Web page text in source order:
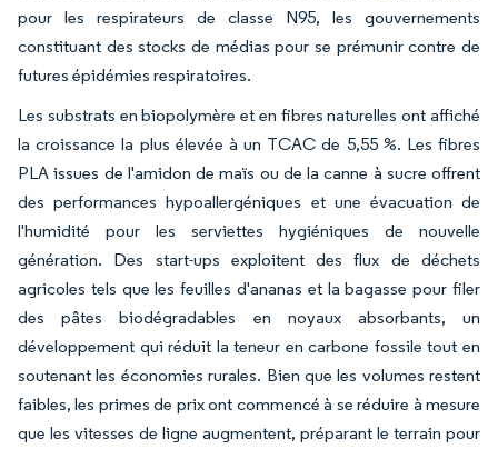
pour les respirateurs de classe N95, les gouvernements
constituant des stocks de médias pour se prémunir contre de
futures épidémies respiratoires.
Les substrats en biopolymère et en fibres naturelles ont affiché
la croissance la plus élevée à un TCAC de 5,55 %. Les fibres
PLA issues de l'amidon de maïs ou de la canne à sucre offrent
des performances hypoallergéniques et une évacuation de
l'humidité pour les serviettes hygiéniques de nouvelle
génération. Des start-ups exploitent des flux de déchets
agricoles tels que les feuilles d'ananas et la bagasse pour filer
des pâtes biodégradables en noyaux absorbants, un
développement qui réduit la teneur en carbone fossile tout en
soutenant les économies rurales. Bien que les volumes restent
faibles, les primes de prix ont commencé à se réduire à mesure
que les vitesses de ligne augmentent, préparant le terrain pour